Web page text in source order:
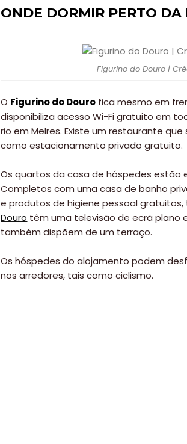
Viajar
Onde
dormir?
Lifestyle
Praias
ONDE DORMIR PERTO
Figurino do Douro |
O Figurino do Douro fica mesmo em
disponibiliza acesso Wi-Fi gratuito em
rio em Melres. Existe um restaurante
como estacionamento privado gratuito.
Os quartos da casa de hóspedes estão
Completos com uma casa de banho
e produtos de higiene pessoal
Douro têm uma televisão de ecrã plano
também dispõem de um terraço.
Os hóspedes do alojamento podem
nos arredores, tais como ciclismo.